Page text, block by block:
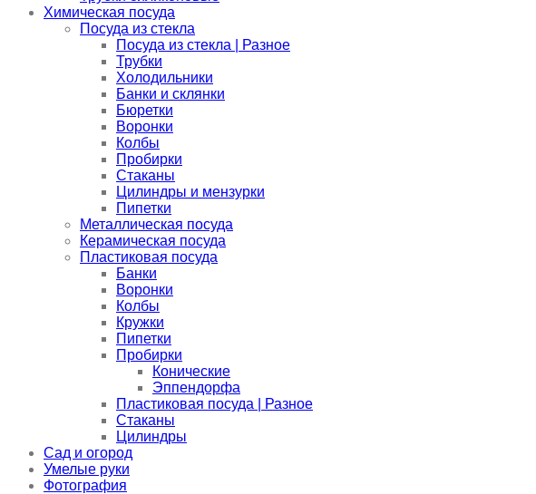
Химическая посуда
Посуда из стекла
Посуда из стекла | Разное
Трубки
Холодильники
Банки и склянки
Бюретки
Воронки
Колбы
Пробирки
Стаканы
Цилиндры и мензурки
Пипетки
Металлическая посуда
Керамическая посуда
Пластиковая посуда
Банки
Воронки
Колбы
Кружки
Пипетки
Пробирки
Конические
Эппендорфа
Пластиковая посуда | Разное
Стаканы
Цилиндры
Сад и огород
Умелые руки
Фотография